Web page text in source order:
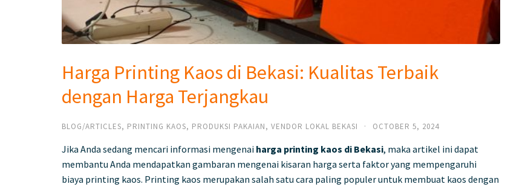
Harga Printing Kaos di Bekasi: Kualitas Terbaik
dengan Harga Terjangkau
BLOG/ARTICLES, PRINTING KAOS, PRODUKSI PAKAIAN, VENDOR LOKAL BEKASI · OCTOBER 5, 2024
Jika Anda sedang mencari informasi mengenai harga printing kaos di Bekasi, maka artikel ini dapat
membantu Anda mendapatkan gambaran mengenai kisaran harga serta faktor yang mempengaruhi
biaya printing kaos. Printing kaos merupakan salah satu cara paling populer untuk membuat kaos dengan